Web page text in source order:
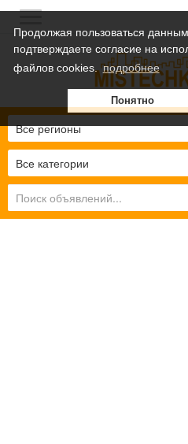
Продолжая пользоваться
подтверждаете согласие на
файлов cookies. подробнее
Понятно
Русский
Українська
Русский
Все категории
Все регионы